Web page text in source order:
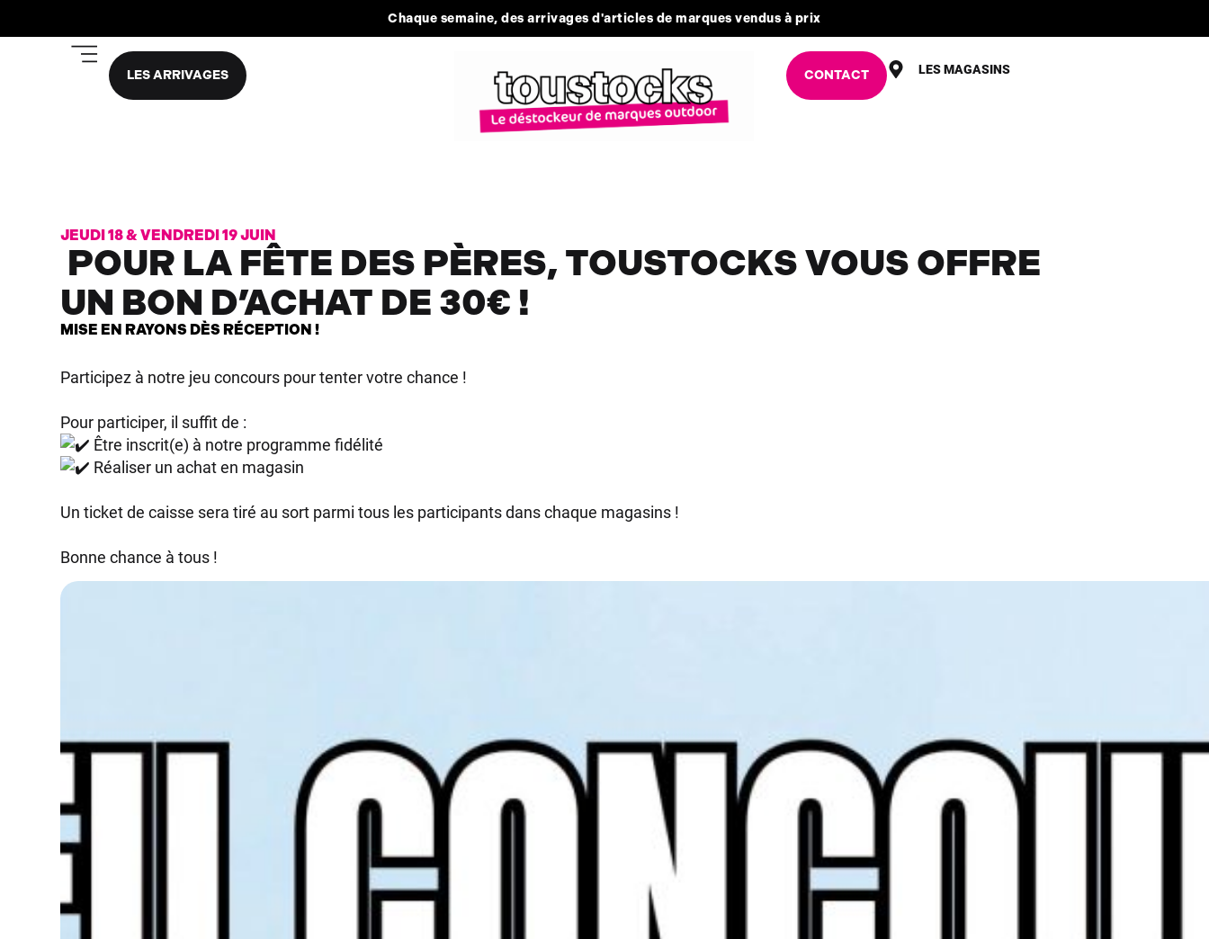
Chaque semaine, des arrivages d'articles de marques vendus à prix
LES ARRIVAGES CONTACT LES MAGASINS
JEUDI 18 & VENDREDI 19 JUIN
POUR LA FÊTE DES PÈRES, TOUSTOCKS VOUS OFFRE
UN BON D’ACHAT DE 30€ !
MISE EN RAYONS DÈS RÉCEPTION !
Participez à notre jeu concours pour tenter votre chance !
Pour participer, il suffit de :
Être inscrit(e) à notre programme fidélité
Réaliser un achat en magasin
Un ticket de caisse sera tiré au sort parmi tous les participants dans chaque magasins !
Bonne chance à tous !